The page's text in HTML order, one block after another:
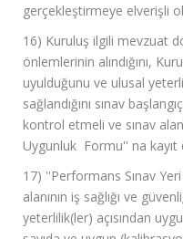
gerçekleştirmeye elverişli
16) Kuruluş ilgili mevzuat
önlemlerinin alındığını,
uyulduğunu ve ulusal
sağlandığını sınav
kontrol etmeli ve sınav
Uygunluk Formu'' na kayıt
17) ''Performans Sınav
alanının iş sağlığı ve
yeterlilik(ler) açısından